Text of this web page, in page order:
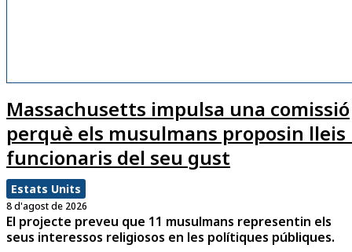
Massachusetts impulsa una comissió
perquè els musulmans proposin lleis
funcionaris del seu gust
Estats Units
8 d'agost de 2026
El projecte preveu que 11 musulmans representin els
seus interessos religiosos en les polítiques públiques.